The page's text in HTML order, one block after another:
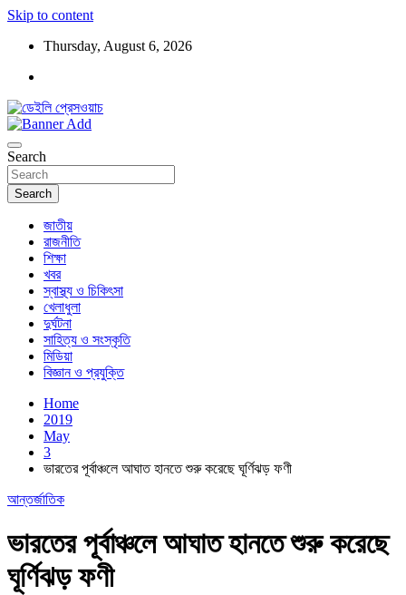
Skip to content
Thursday, August 6, 2026
ডেইলি প্রেসওয়াচ
Search
Search
জাতীয়
রাজনীতি
শিক্ষা
খবর
স্বাস্থ্য ও চিকিৎসা
খেলাধুলা
দুর্ঘটনা
সাহিত্য ও সংস্কৃতি
মিডিয়া
বিজ্ঞান ও প্রযুক্তি
Home
2019
May
3
ভারতের পূর্বাঞ্চলে আঘাত হানতে শুরু করেছে ঘূর্ণিঝড় ফণী
আন্তর্জাতিক
ভারতের পূর্বাঞ্চলে আঘাত হানতে শুরু করেছে
ঘূর্ণিঝড় ফণী